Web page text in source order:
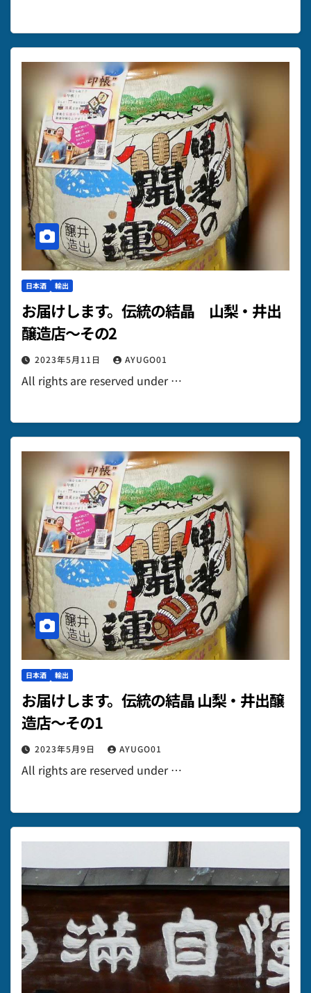
日本酒 輸出
お届けします。伝統の結晶 山梨・井出
醸造店～その2
2023年5月11日 AYUGO01
All rights are reserved under …
日本酒 輸出
お届けします。伝統の結晶 山梨・井出醸
造店～その1
2023年5月9日 AYUGO01
All rights are reserved under …